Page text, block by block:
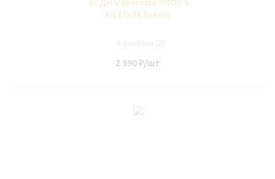
ЭСДН Vaporesso XROS 5
Kit (Jade Green)
2 990₽/шт